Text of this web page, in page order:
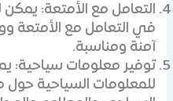
التعامل مع الأمتعة:
في التعامل مع الأمتعة
آمنة ومناسبة.
توفير معلومات سياحية:
للمعلومات السياحية حول